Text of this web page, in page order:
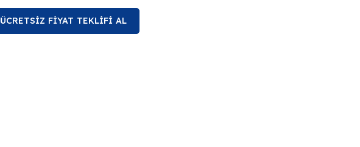
ÜCRETSİZ FİYAT TEKLİFİ AL